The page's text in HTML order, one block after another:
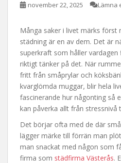
november 22, 2025 Lämna
Många saker i livet märks först
städning är en av dem. Det är
superkraft som håller
riktigt tänker på det. När
fritt från småprylar och
kvarglömda muggar, blir hela
fascinerande hur någonting så
kan påverka allt från stressnivå
Det börjar ofta med de där
lägger märke till förrän man
man snackat med någon som
firma som städfirma Västerås.